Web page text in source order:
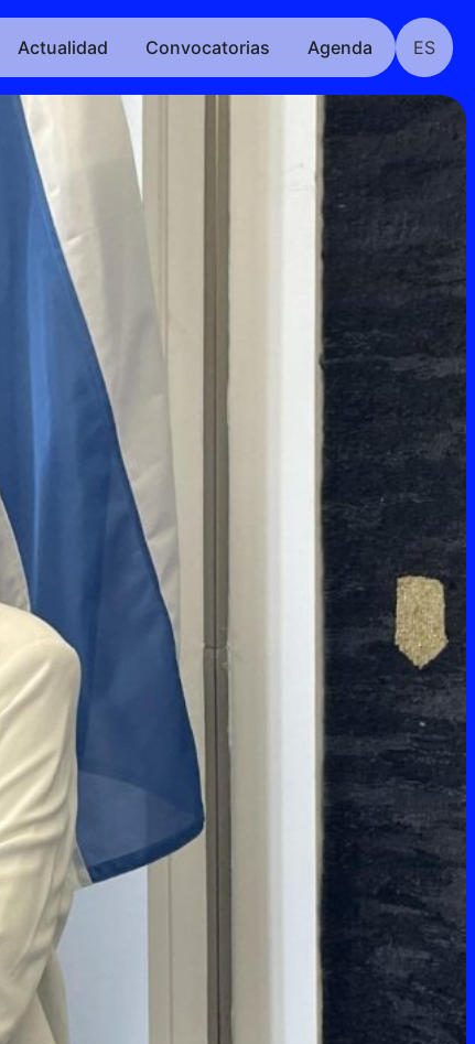
Actualidad Convocatorias Agenda ES